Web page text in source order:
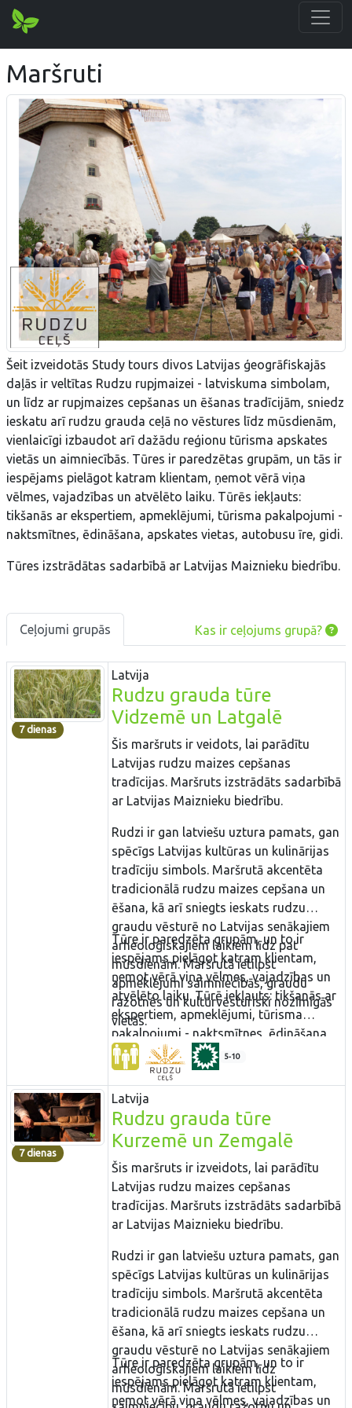
Maršruti
Šeit izveidotās Study tours divos Latvijas ģeogrāfiskajās
daļās ir veltītas Rudzu rupjmaizei - latviskuma simbolam,
un līdz ar rupjmaizes cepšanas un ēšanas tradīcijām, sniedz
ieskatu arī rudzu grauda ceļā no vēstures līdz mūsdienām,
vienlaicīgi izbaudot arī dažādu reģionu tūrisma apskates
vietās un aimniecībās. Tūres ir paredzētas grupām, un tās ir
iespējams pielāgot katram klientam, ņemot vērā viņa
vēlmes, vajadzības un atvēlēto laiku. Tūrēs iekļauts:
tikšanās ar ekspertiem, apmeklējumi, tūrisma pakalpojumi -
naktsmītnes, ēdināšana, apskates vietas, autobusu īre, gidi.
Tūres izstrādātas sadarbībā ar Latvijas Maiznieku biedrību.
Ceļojumi grupās Kas ir ceļojums grupā?
7 dienas
Latvija
Rudzu grauda tūre
Vidzemē un Latgalē
Šis maršruts ir veidots, lai parādītu
Latvijas rudzu maizes cepšanas
tradīcijas. Maršruts izstrādāts sadarbībā
ar Latvijas Maiznieku biedrību.
Rudzi ir gan latviešu uztura pamats, gan
spēcīgs Latvijas kultūras un kulinārijas
tradīciju simbols. Maršrutā akcentēta
tradicionālā rudzu maizes cepšana un
ēšana, kā arī sniegts ieskats rudzu
graudu vēsturē no Latvijas senākajiem
arheoloģiskajiem laikiem līdz pat
mūsdienām. Maršrutā ietilpst
apmeklējumi saimniecībās, graudu
ražotnēs un kultūrvēsturiski nozīmīgās
vietās.
Tūre ir paredzēta grupām, un to ir
iespējams pielāgot katram klientam,
ņemot vērā viņa vēlmes, vajadzības un
atvēlēto laiku. Tūrē iekļauts: tikšanās ar
ekspertiem, apmeklējumi, tūrisma
pakalpojumi - naktsmītnes, ēdināšana,
apskates vietas, autobusu īre, gidi.
5-10
7 dienas
Latvija
Rudzu grauda tūre
Kurzemē un Zemgalē
Šis maršruts ir izveidots, lai parādītu
Latvijas rudzu maizes cepšanas
tradīcijas. Maršruts izstrādāts sadarbībā
ar Latvijas Maiznieku biedrību.
Rudzi ir gan latviešu uztura pamats, gan
spēcīgs Latvijas kultūras un kulinārijas
tradīciju simbols. Maršrutā akcentēta
tradicionālā rudzu maizes cepšana un
ēšana, kā arī sniegts ieskats rudzu
graudu vēsturē no Latvijas senākajiem
arheoloģiskajiem laikiem līdz
mūsdienām. Maršrutā ietilpst
Tūre ir paredzēta grupām, un to ir
iespējams pielāgot katram klientam,
ņemot vērā viņa vēlmes, vajadzības un